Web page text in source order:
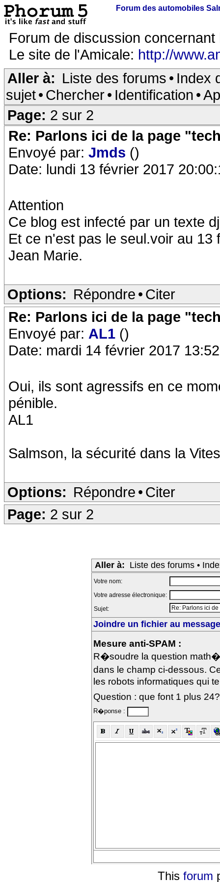
Forum des automobiles
Forum de discussion
Le site de l'Amicale: http://
Aller à: Liste des forums • Index
sujet• Chercher• Identification •
Page: 2 sur 2
Re: Parlons ici de la page
Envoyé par: Jmds ()
Date: lundi 13 février 2017
Attention
Ce blog est infecté par un texte
Et ce n'est pas le seul.voir au 13
Jean Marie.
Options: Répondre • Citer
Re: Parlons ici de la page
Envoyé par: AL1 ()
Date: mardi 14 février 2017
Oui, ils sont agressifs en ce
pénible.
AL1
Salmson, la sécurité dans la
Options: Répondre • Citer
Page: 2 sur 2
Aller à: Liste des forums •
Votre nom:
Votre adresse électronique:
Sujet:
Joindre un fichier au
Mesure anti-SPAM :
R�soudre la question
dans le champ ci-dessous.
les robots informatiques qui
Question : que font 1 plus 24?
R�ponse :
This forum